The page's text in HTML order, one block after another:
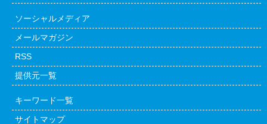
ソーシャルメディア
メールマガジン
RSS
提供元一覧
キーワード一覧
サイトマップ